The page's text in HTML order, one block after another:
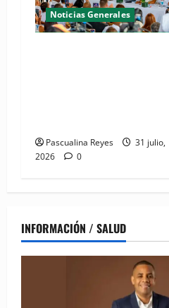
Noticias Generales
Pascualina Reyes
31 julio,
2026
0
INFORMACIÓN / SALUD